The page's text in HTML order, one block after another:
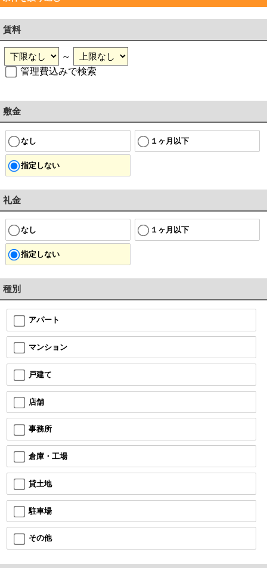
賃料
～
管理費込みで検索
敷金
なし １ヶ月以下
指定しない
礼金
なし １ヶ月以下
指定しない
種別
アパート
マンション
戸建て
店舗
事務所
倉庫・工場
貸土地
駐車場
その他